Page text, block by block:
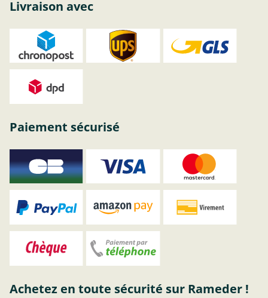
Livraison avec
Paiement sécurisé
Achetez en toute sécurité sur Rameder !